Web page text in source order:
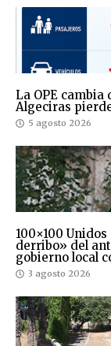
La OPE
Algeciras
5 agosto 2026
100×100
derribo» del
gobierno local
3 agosto 2026